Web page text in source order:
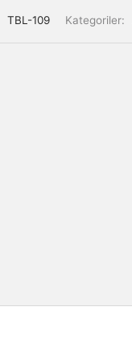
TBL-109 Kategoriler: